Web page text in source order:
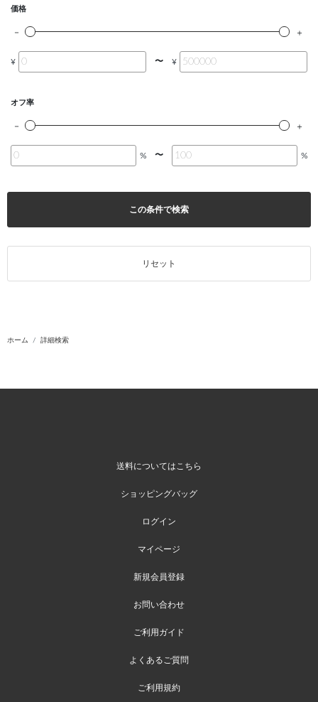
価格
¥ 〜 ¥
オフ率
% 〜 %
この条件で検索
リセット
ホーム 詳細検索
送料についてはこちら
ショッピングバッグ
ログイン
マイページ
新規会員登録
お問い合わせ
ご利用ガイド
よくあるご質問
ご利用規約